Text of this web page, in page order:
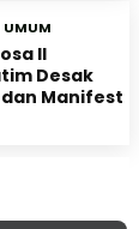
UMUM
II
Desak
Manifest